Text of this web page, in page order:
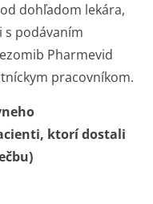
dohľadom lekára,
s podávaním
Pharmevid
pracovníkom.
ktorí dostali